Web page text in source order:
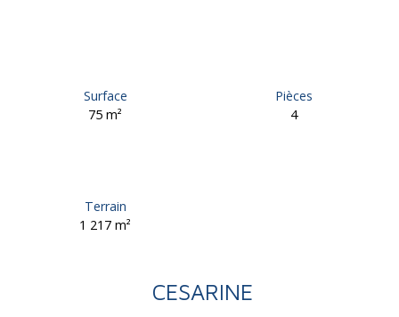
Surface
75m²
Pièces
4
Terrain
1 217m²
CESARINE